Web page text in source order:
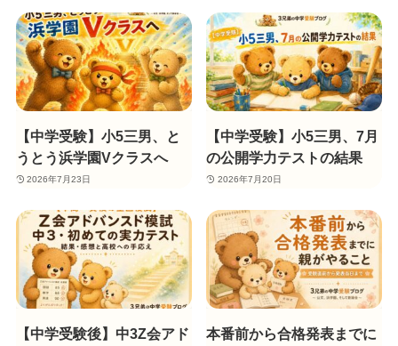
【中学受験】小5三男、と
うとう浜学園Vクラスへ
2026年7月23日
【中学受験】小5三男、7月
の公開学力テストの結果
2026年7月20日
【中学受験後】中3Z会アド
本番前から合格発表までに